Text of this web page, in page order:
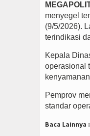
menyegel
(9/5/2026).
terindikasi
Kepala
operasional
Pemprov
standar
Baca Lainnya :